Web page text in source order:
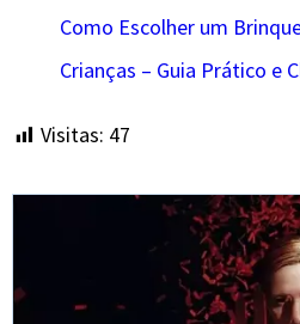
Como Escolher um
Crianças – Guia Prático e
Visitas: 47